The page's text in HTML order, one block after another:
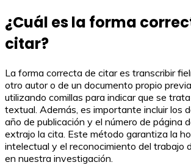
¿Cuál es la forma
citar?
La forma correcta de citar es transcribir
otro autor o de un documento propio
utilizando comillas para indicar que se
textual. Además, es importante incluir los
año de publicación y el número de página
extrajo la cita. Este método garantiza la
intelectual y el reconocimiento del trabajo
en nuestra investigación.